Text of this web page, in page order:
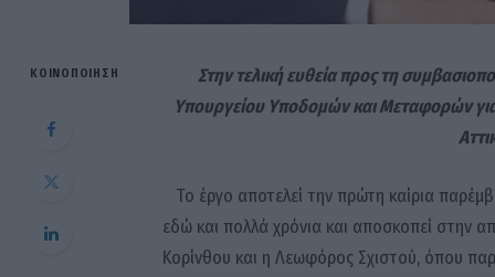
ΚΟΙΝΟΠΟΊΗΣΗ
Στην τελική ευθεία προς τη
Υπουργείου Υποδομών και Μεταφορών
Το έργο αποτελεί την πρώτη καίρια
εδώ και πολλά χρόνια και αποσκοπεί στην
Κορίνθου και η Λεωφόρος Σχιστού, όπου